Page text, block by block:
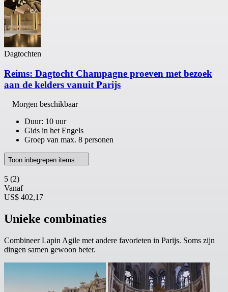
Dagtochten
Reims: Dagtocht Champagne proeven met bezoek
aan de kelders vanuit Parijs
Morgen beschikbaar
Duur: 10 uur
Gids in het Engels
Groep van max. 8 personen
Toon inbegrepen items
5 (2)
Vanaf
US$ 402,17
Unieke combinaties
Combineer Lapin Agile met andere favorieten in Parijs. Soms zijn
dingen samen gewoon beter.